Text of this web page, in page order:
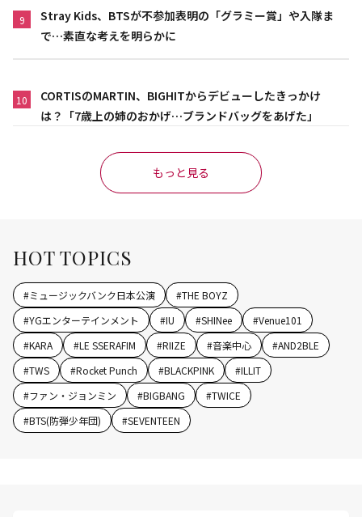
9
Stray Kids、BTSが不参加表明の「グラミー賞」や入隊ま
で…素直な考えを明らかに
10
CORTISのMARTIN、BIGHITからデビューしたきっかけ
は？「7歳上の姉のおかげ…ブランドバッグをあげた」
もっと見る
HOT TOPICS
#ミュージックバンク日本公演 #THE BOYZ
#YGエンターテインメント #IU #SHINee #Venue101
#KARA #LE SSERAFIM #RIIZE #音楽中心 #AND2BLE
#TWS #Rocket Punch #BLACKPINK #ILLIT
#ファン・ジョンミン #BIGBANG #TWICE
#BTS(防弾少年団) #SEVENTEEN